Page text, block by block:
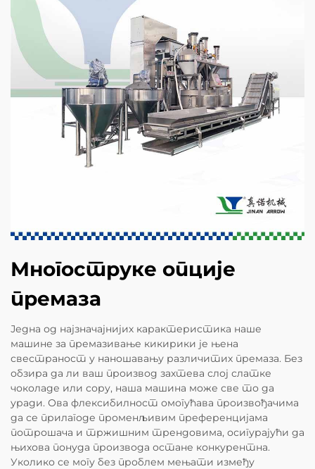
Многоструке опције
премаза
Једна од најзначајнијих карактеристика наше
машине за премазивање кикирики је њена
свестраност у наношавању различитих премаза. Без
обзира да ли ваш производ захтева слој слатке
чоколаде или сору, наша машина може све то да
уради. Ова флексибилност омогућава произвођачима
да се прилагоде променљивим преференцијама
потрошача и тржишним трендовима, осигурајући да
њихова понуда производа остане конкурентна.
Уколико се могу без проблем мењати између